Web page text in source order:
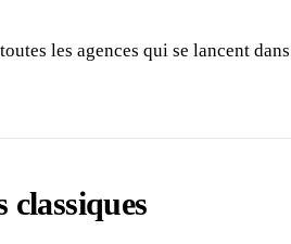
les agences qui se lancent